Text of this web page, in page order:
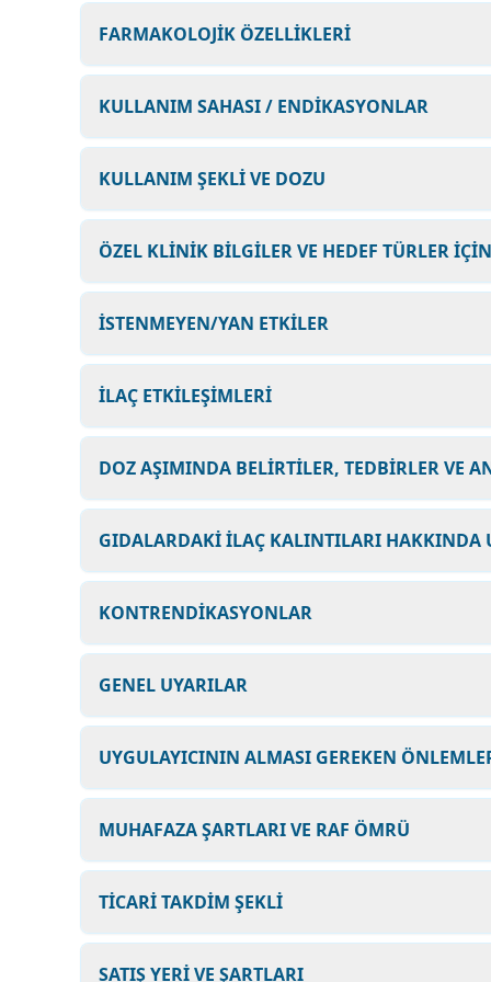
FARMAKOLOJİK ÖZELLİKLERİ
KULLANIM SAHASI / ENDİKASYONLAR
KULLANIM ŞEKLİ VE DOZU
ÖZEL KLİNİK BİLGİLER VE HEDEF TÜRLER
İSTENMEYEN/YAN ETKİLER
İLAÇ ETKİLEŞİMLERİ
DOZ AŞIMINDA BELİRTİLER, TEDBİRLER VE
GIDALARDAKİ İLAÇ KALINTILARI HAKKINDA
KONTRENDİKASYONLAR
GENEL UYARILAR
UYGULAYICININ ALMASI GEREKEN
MUHAFAZA ŞARTLARI VE RAF ÖMRÜ
TİCARİ TAKDİM ŞEKLİ
SATIŞ YERİ VE ŞARTLARI